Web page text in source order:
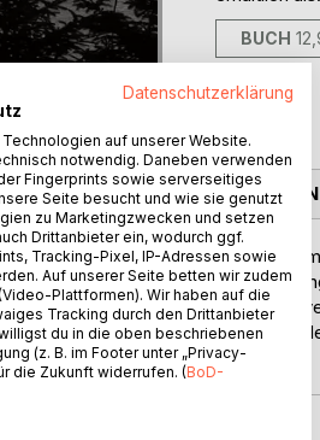
BUCH
des surrealen und umstrittenen
allen, ein vollkommen
42-mal an. Als er wenig später die
ihn langsam eine Welt. Gefangen in
bald erkennen, wer er wirklich ist.
AUTOR/IN PRESSESTIMMEN
Datenschutzerklärung
auf unserer Website.
notwendig. Daneben verwenden
Fingerprints sowie serverseitiges
Seite besucht und wie sie genutzt
zu Marketingzwecken und setzen
Drittanbieter ein, wodurch ggf.
Tracking-Pixel, IP-Adressen sowie
Auf unserer Seite betten wir zudem
Plattformen). Wir haben auf die
Tracking durch den Drittanbieter
du in die oben beschriebenen
(z. B. im Footer unter „Privacy-
die Zukunft widerrufen. (BoD-